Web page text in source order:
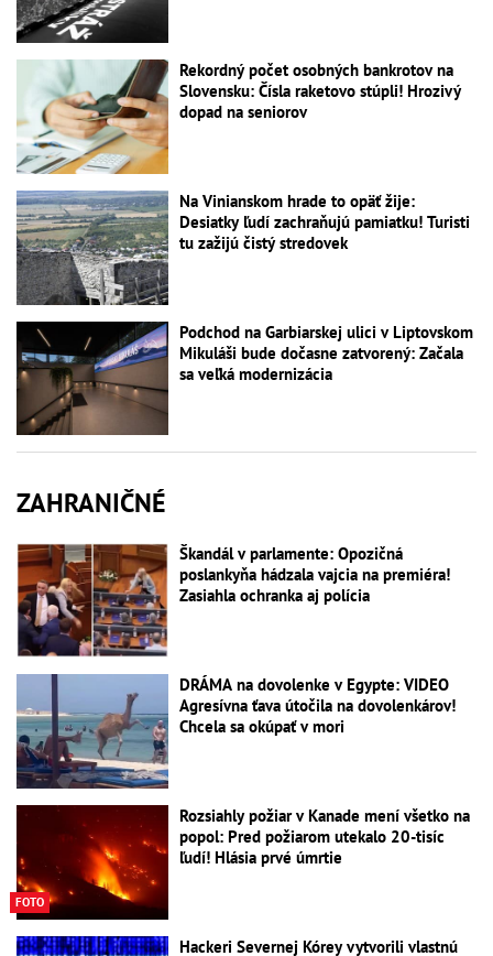
Rekordný počet osobných bankrotov na
Slovensku: Čísla raketovo stúpli! Hrozivý
dopad na seniorov
Na Vinianskom hrade to opäť žije:
Desiatky ľudí zachraňujú pamiatku! Turisti
tu zažijú čistý stredovek
Podchod na Garbiarskej ulici v Liptovskom
Mikuláši bude dočasne zatvorený: Začala
sa veľká modernizácia
ZAHRANIČNÉ
Škandál v parlamente: Opozičná
poslankyňa hádzala vajcia na premiéra!
Zasiahla ochranka aj polícia
DRÁMA na dovolenke v Egypte: VIDEO
Agresívna ťava útočila na dovolenkárov!
Chcela sa okúpať v mori
FOTO
Rozsiahly požiar v Kanade mení všetko na
popol: Pred požiarom utekalo 20-tisíc
ľudí! Hlásia prvé úmrtie
Hackeri Severnej Kórey vytvorili vlastnú